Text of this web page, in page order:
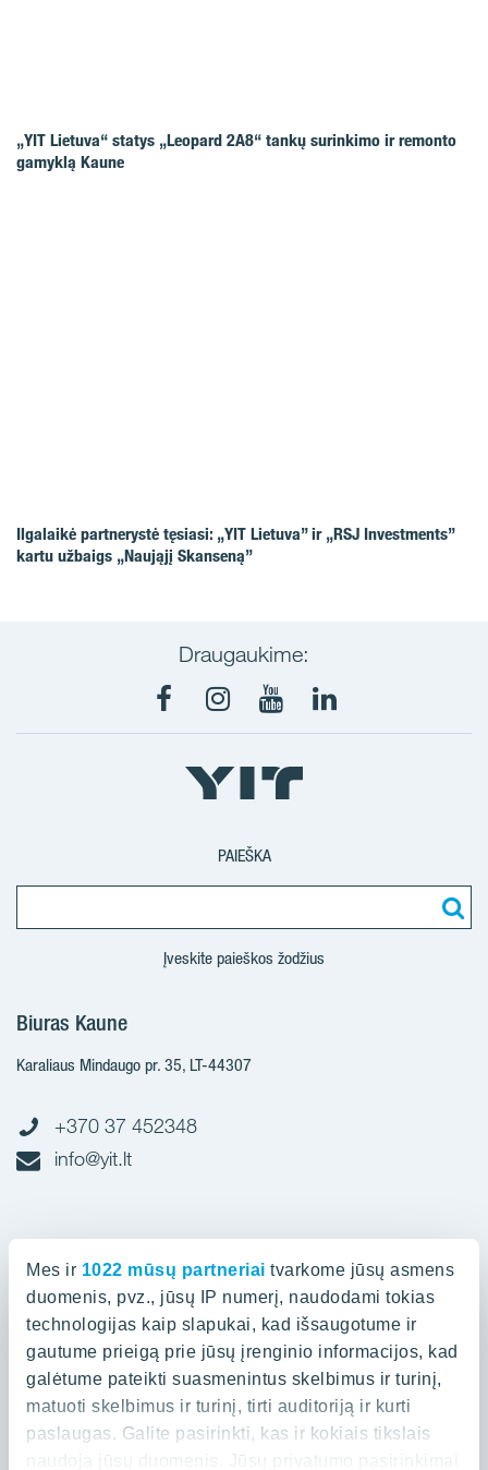
Mes ir 1022 mūsų partneriai tvarkome jūsų asmens
duomenis, pvz., jūsų IP numerį, naudodami tokias
technologijas kaip slapukai, kad išsaugotume ir
gautume prieigą prie jūsų įrenginio informacijos, kad
galėtume pateikti suasmenintus skelbimus ir turinį,
matuoti skelbimus ir turinį, tirti auditoriją ir kurti
paslaugas. Galite pasirinkti, kas ir kokiais tikslais
naudoja jūsų duomenis. Jūsų privatumo pasirinkimai
„YIT Lietuva“ statys „Leopard 2A8“ tankų surinkimo ir remonto
gamyklą Kaune
Ilgalaikė partnerystė tęsiasi: „YIT Lietuva” ir „RSJ Investments”
kartu užbaigs „Naująjį Skanseną”
Draugaukime:
FacebookInstagram
YoutubeLinkedIn
PAIEŠKA
Įveskite paieškos žodžius
Biuras Kaune
Karaliaus Mindaugo pr. 35, LT-44307
+370 37 452348
info@yit.lt
Spaudos g. 7, LT-05132
+370 52 388836
info@yit.lt